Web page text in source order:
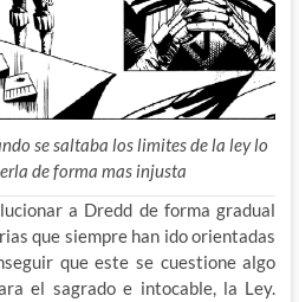
se saltaba los limites de la ley lo
de forma mas injusta
a Dredd de forma gradual
que siempre han ido orientadas
que este se cuestione algo
el sagrado e intocable, la Ley.